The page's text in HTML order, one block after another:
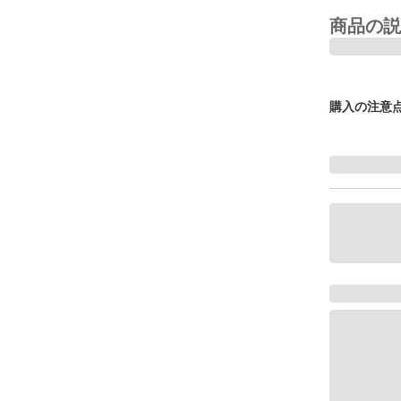
商品の
購入の注意